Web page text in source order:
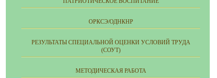
ОРКСЭ/ОДНКНР
РЕЗУЛЬТАТЫ СПЕЦИАЛЬНОЙ ОЦЕНКИ УСЛОВИЙ ТРУДА
(СОУТ)
МЕТОДИЧЕСКАЯ РАБОТА